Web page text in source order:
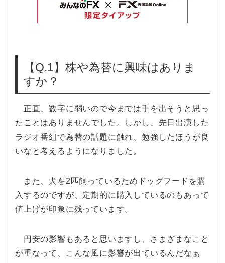
【Q.1】株や為替に興味はありま
すか？
正直、数字に弱いので今までは手を出そうと思っ
たことはありませんでした。しかし、先日出演した
ラジオ番組で為替の話題に触れ、勉強したほうが良
いなと考えるようになりました。
また、犬を2匹飼っているためドッグフードを購
入するのですが、定期的に購入しているのもあって
値上げが印象に残っています。
円安の影響もあると思いますし、さまざまなこと
が重なって、こんな風に影響が出ているんだなぁ